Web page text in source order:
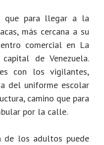
que para llegar a la
más cercana a su
comercial en La
de Venezuela.
con los vigilantes,
del uniforme escolar
camino que para
por la calle.
de los adultos puede